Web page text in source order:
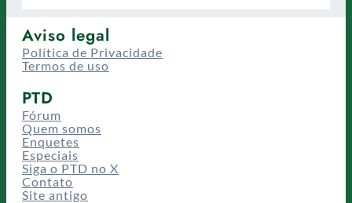
Aviso legal
Política de Privacidade
Termos de uso
PTD
Fórum
Quem somos
Enquetes
Especiais
Siga o PTD no X
Contato
Site antigo